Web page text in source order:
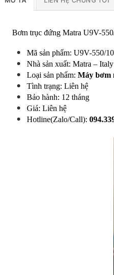
Bơm trục đứng Matra U9V-
Mã sản phẩm: U9V-550/
Nhà sản xuất: Matra – Italy
Loại sản phẩm:Máy bơm
Tình trạng: Liên hệ
Bảo hành: 12 tháng
Giá: Liên hệ
Hotline(Zalo/Call):